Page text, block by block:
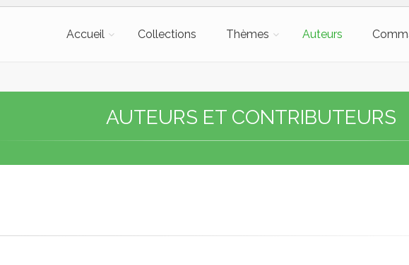
Accueil Collections Thèmes Auteurs
AUTEURS ET CONTRIBUTEURS